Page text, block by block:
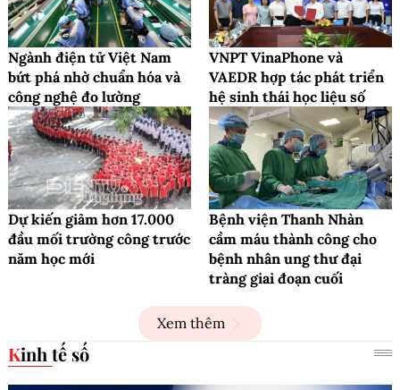
Ngành điện tử Việt Nam
bứt phá nhờ chuẩn hóa và
công nghệ đo lường
VNPT VinaPhone và
VAEDR hợp tác phát triển
hệ sinh thái học liệu số
Dự kiến giảm hơn 17.000
đầu mối trường công trước
năm học mới
Bệnh viện Thanh Nhàn
cầm máu thành công cho
bệnh nhân ung thư đại
tràng giai đoạn cuối
Xem thêm
Kinh tế số